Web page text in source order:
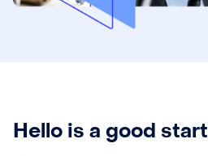
Hello is a good start